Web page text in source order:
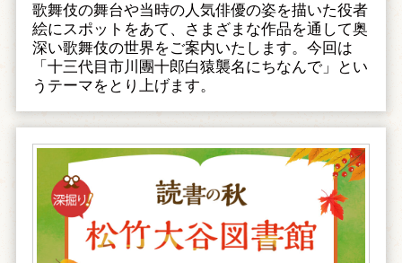
歌舞伎の舞台や当時の人気俳優の姿を描いた役者
絵にスポットをあて、さまざまな作品を通して奥
深い歌舞伎の世界をご案内いたします。今回は
「十三代目市川團十郎白猿襲名にちなんで」とい
うテーマをとり上げます。